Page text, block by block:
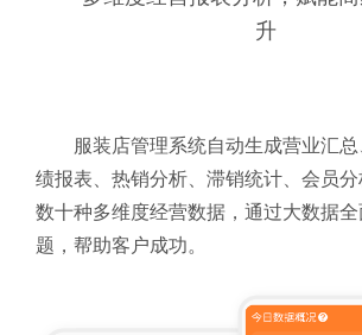
升
服装店管理系统自动生成营业汇
绩报表、热销分析、滞销统计、会员
数十种多维度经营数据，通过大数据
题，帮助客户成功。